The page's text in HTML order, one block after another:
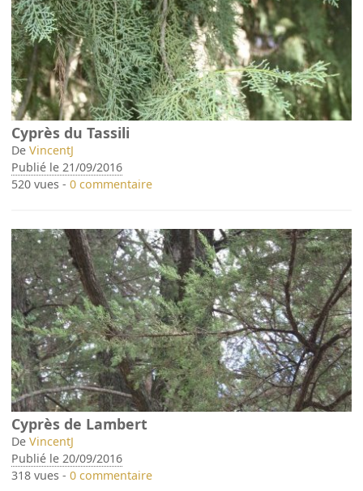
Cyprès du Tassili
DeVincentJ
Publié le 21/09/2016
520 vues -0 commentaire
Cyprès de Lambert
DeVincentJ
Publié le 20/09/2016
318 vues -0 commentaire